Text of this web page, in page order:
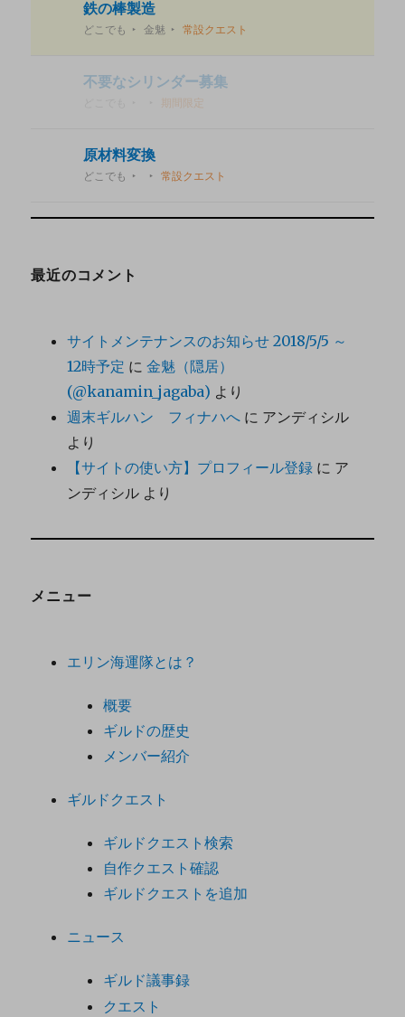
鉄の棒製造
どこでも 金魅 常設クエスト
不要なシリンダー募集
期間限定
原材料変換
どこでも 常設クエスト
最近のコメント
サイトメンテナンスのお知らせ 2018/5/5 ～
12時予定 に金魅（隠居）
(@kanamin_jagaba) より
週末ギルハン フィナハへ に アンディシル
より
【サイトの使い方】プロフィール登録 に ア
ンディシル より
メニュー
エリン海運隊とは？
概要
ギルドの歴史
メンバー紹介
ギルドクエスト
ギルドクエスト検索
自作クエスト確認
ギルドクエストを追加
ニュース
ギルド議事録
クエスト